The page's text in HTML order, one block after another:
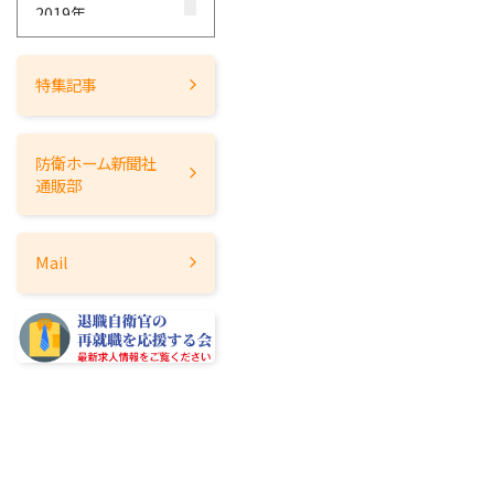
2019年
2018年
2017年
2014年
2012年
2011年
2009年
2008年
特集記事
防衛ホーム新聞社
通販部
Mail